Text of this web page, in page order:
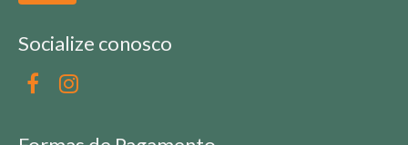
Socialize conosco